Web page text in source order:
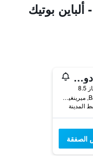
ألباين بوتيك
فندق بارك دو سوفاج
30 Bahnhofstrasse, ميرينغين, كانتون برن, سويسرا